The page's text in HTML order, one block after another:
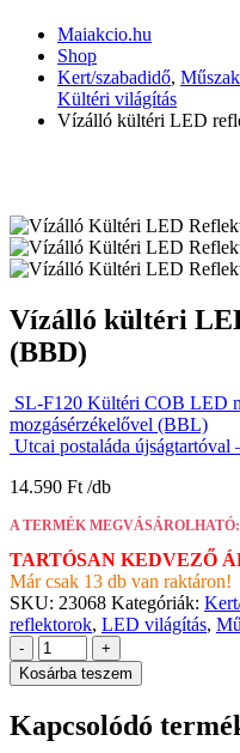
Maiakcio.hu
Shop
Kert/szabadidő,
Kültéri világítás
Vízálló kültéri LED
Vízálló kültéri
(BBD)
SL-F120 Kültéri COB LED
mozgásérzékelővel (BBL)
Utcai postaláda
14.590 Ft
A TERMÉK
TARTÓSAN KEDVEZŐ
Már csak 13 db van raktáron!
SKU: 23068 Kategóriák:
reflektorok, LED világítás,
-
+
Kosárba teszem
Kapcsolódó